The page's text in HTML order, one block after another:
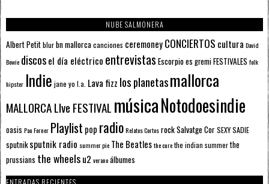
NUBE SALMONERA
Albert Petitblurbn mallorcacanciones ceremoneyCONCIERTOS cultura David
Bowie discosel día eléctrico entrevistas Escorpioes gremiFESTIVALES folk
hipster Indie jane yo l.a. Lava fizz los planetasmallorca
MALLORCA LIve FESTIVAL músicaNotodoesindie
oasis Pau Forner Playlist pop radioRelatos CortosrockSalvatge CorSEXY SADIE
sputnik sputnik radio summer pie The Beatlesthe curethe indian summerthe
prussians the wheelsu2 veranoálbumes
ENTRADAS RECIENTES